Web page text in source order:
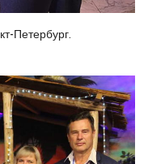
Петербург.